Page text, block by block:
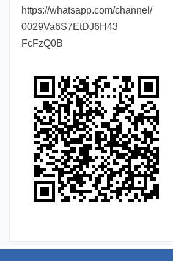
https://whatsapp.com/channel/
0029Va6S7EtDJ6H43
FcFzQ0B